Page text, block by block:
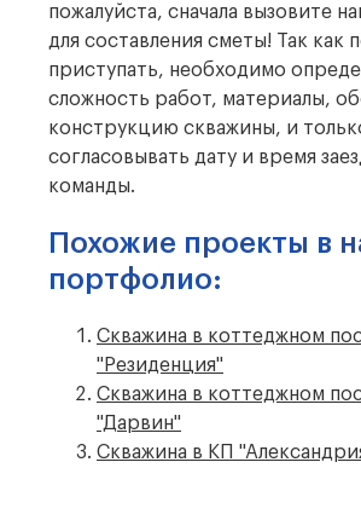
пожалуйста, сначала вызовите
для составления сметы! Так как
приступать, необходимо
сложность работ, материалы,
конструкцию скважины, и
согласовывать дату и время
команды.
Похожие проекты в
портфолио:
Скважина в коттеджном
"Резиденция"
Скважина в коттеджном
"Дарвин"
Скважина в КП